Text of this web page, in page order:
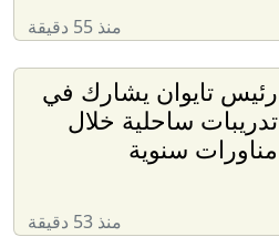
منذ 55 دقيقة
رئيس تايوان يشارك في
تدريبات ساحلية خلال
مناورات سنوية
منذ 53 دقيقة